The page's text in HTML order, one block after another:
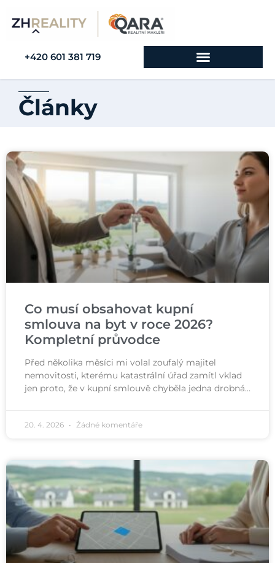
+420 601 381 719
Články
Co musí obsahovat kupní
smlouva na byt v roce 2026?
Kompletní průvodce
Před několika měsíci mi volal zoufalý majitel
nemovitosti, kterému katastrální úřad zamítl vklad
jen proto, že v kupní smlouvě chyběla jedna drobná…
20. 4. 2026 Žádné komentáře